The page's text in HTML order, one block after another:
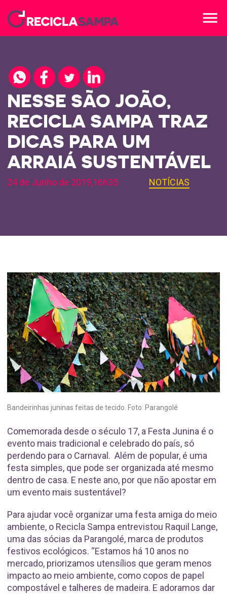
menu
NESSE SÃO JOÃO,
RECICLA SAMPA TRAZ
DICAS PARA UM
ARRAIÁ SUSTENTÁVEL
24 de Junho de 2019,16h35 NOTÍCIAS
Bandeirinhas juninas feitas de tecido. Foto: Parangolé
Comemorada desde o século 17, a Festa Junina é o
evento mais tradicional e celebrado do país, só
perdendo para o Carnaval. Além de popular, é uma
festa simples, que pode ser organizada até mesmo
dentro de casa. E neste ano, por que não apostar em
um evento mais sustentável?
Para ajudar você organizar uma festa amiga do meio
ambiente, o Recicla Sampa entrevistou Raquil Lange,
uma das sócias da Parangolé, marca de produtos
festivos ecológicos. “Estamos há 10 anos no
mercado, priorizamos utensílios que geram menos
impacto ao meio ambiente, como copos de papel
compostável e talheres de madeira. E adoramos dar